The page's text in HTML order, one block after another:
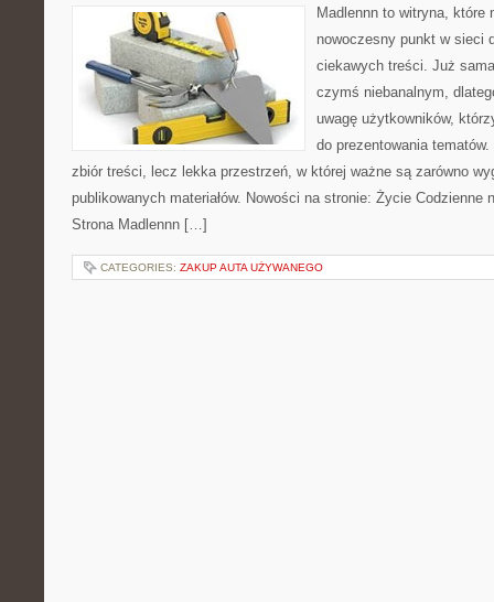
Madlennn to witryna, które
nowoczesny punkt w sieci
ciekawych treści. Już
czymś niebanalnym,
uwagę użytkowników,
do prezentowania
zbiór treści, lecz lekka przestrzeń, w której ważne są zarówno
publikowanych materiałów. Nowości na stronie: Życie Codzienne
Strona Madlennn […]
CATEGORIES: ZAKUP AUTA UŻYWANEGO